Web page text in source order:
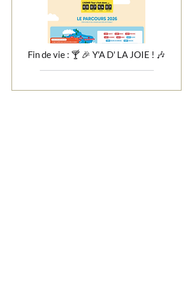
Fin de vie : 🍸 🎉 Y'A D' LA JOIE ! 🎶